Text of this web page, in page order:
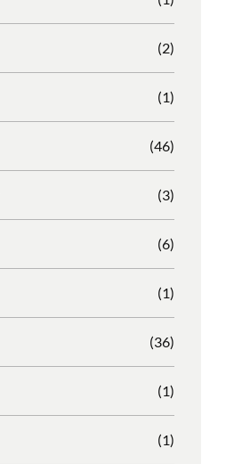
(2)
(1)
(46)
(3)
(6)
(1)
(36)
(1)
(1)